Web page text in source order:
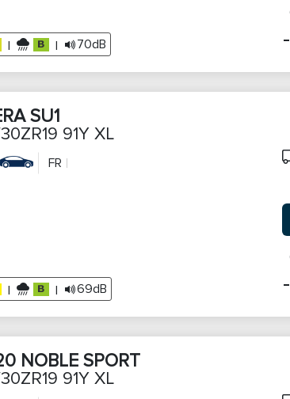
| | 70dB -
SU1
91Y XL
FR
| | 69dB -
NOBLE SPORT
91Y XL